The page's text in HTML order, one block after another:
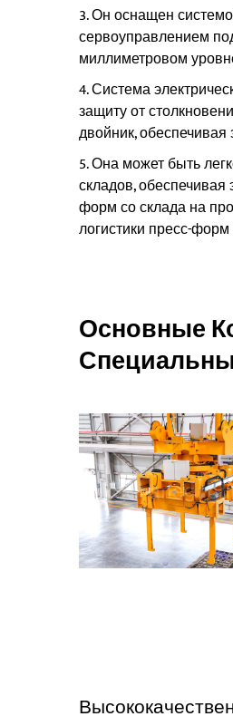
Он оснащен
сервоуправлением
миллиметровом
Система
защиту от
двойник,
Она может быть
складов,
форм со склада на
логистики пресс-
Основные